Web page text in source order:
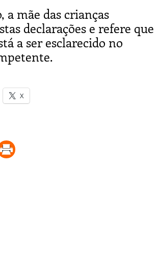
a mãe das crianças
declarações e refere que
a ser esclarecido no
X